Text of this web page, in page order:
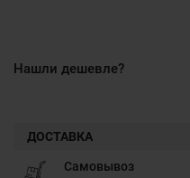
Нашли дешевле?
ДОСТАВКА
Самовывоз